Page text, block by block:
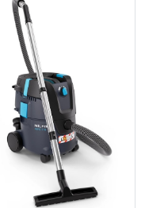
Product Link